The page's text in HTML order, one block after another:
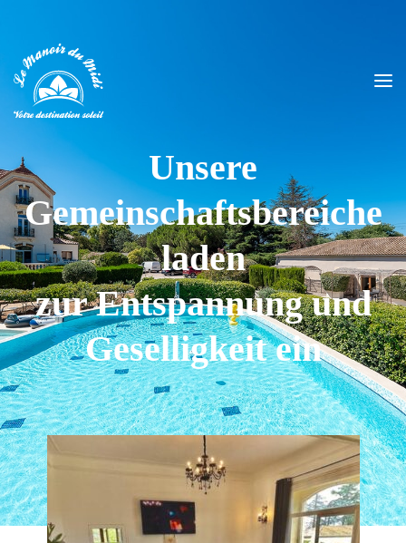
Unsere
Gemeinschaftsbereiche
laden
zur Entspannung und
Geselligkeit ein